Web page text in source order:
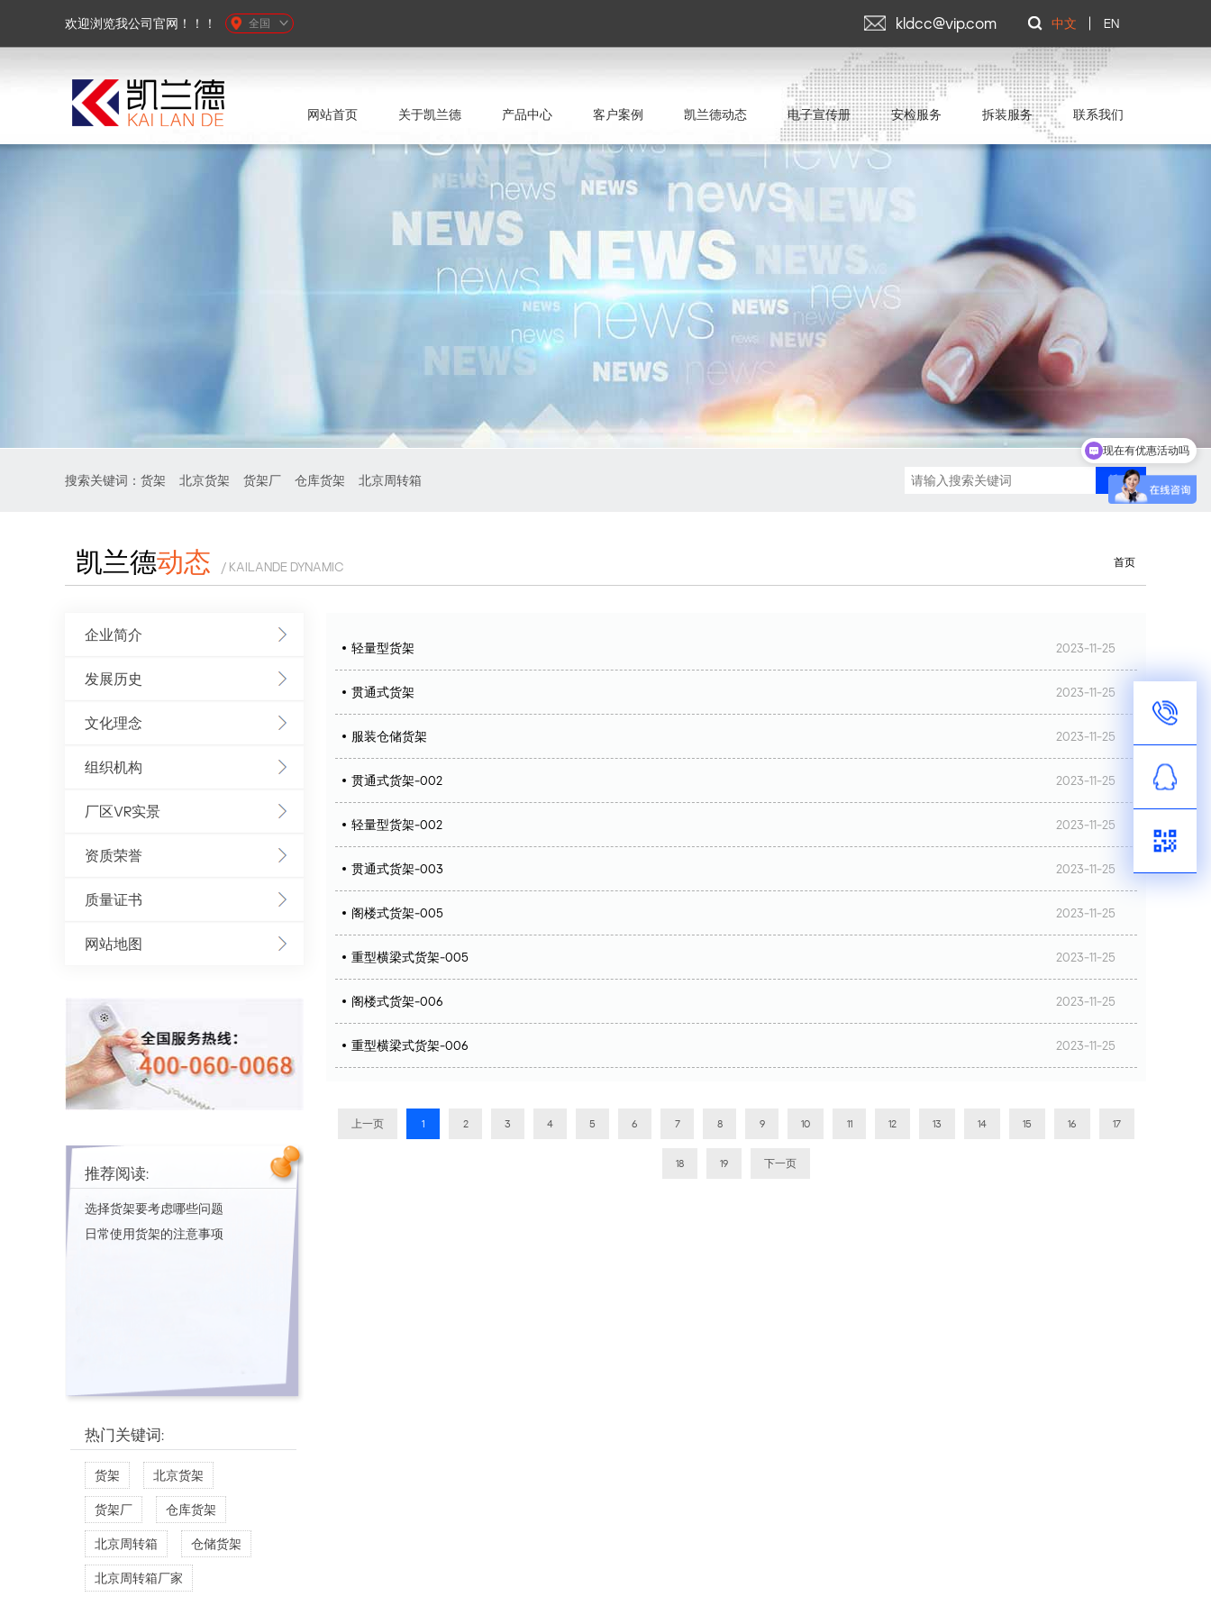
欢迎浏览我公司官网！！！ 全国 kldcc@vip.com 中文 EN
网站首页 关于凯兰德 产品中心 客户案例 凯兰德动态 电子宣传册 安检服务 拆装服务 联系我们
搜索关键词： 货架 北京货架 货架厂 仓库货架 北京周转箱
凯兰德动态 / KAILANDE DYNAMIC 首页
企业简介
发展历史
文化理念
组织机构
厂区VR实景
资质荣誉
质量证书
网站地图
推荐阅读:
选择货架要考虑哪些问题
日常使用货架的注意事项
热门关键词:
货架 北京货架
货架厂 仓库货架
北京周转箱 仓储货架
北京周转箱厂家
轻量型货架 2023-11-25
贯通式货架 2023-11-25
服装仓储货架 2023-11-25
贯通式货架-002 2023-11-25
轻量型货架-002 2023-11-25
贯通式货架-003 2023-11-25
阁楼式货架-005 2023-11-25
重型横梁式货架-005 2023-11-25
阁楼式货架-006 2023-11-25
重型横梁式货架-006 2023-11-25
上一页 1 2 3 4 5 6 7 8 9 10 11 12 13 14 15 16 17
18 19 下一页
现在有优惠活动吗